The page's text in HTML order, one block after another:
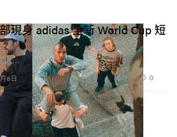
現身 adidas 全新 World Cup 短
呢…
8日 1.3K 0